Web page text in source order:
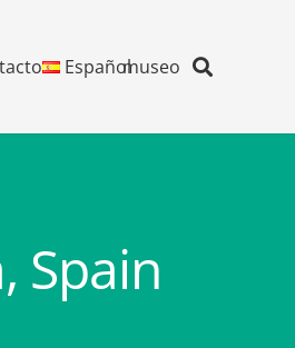
Españolmuseo
Spain